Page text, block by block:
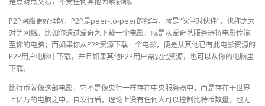
P2P网络更好理解，P2P是peer-to-peer的缩写，就是“伙伴对伙伴”，也称之为
对等网络。比如你通过爱奇艺下载一个电影，就是从爱奇艺服务器将电影传输
至你的电脑；而如果你从P2P资源下载一个电影，便是从其他已有此电影资源的
P2P用户电脑中下载，并且如果其他P2P用户需要此资源，也可以从你的电脑里
下载。
比特币就像这部电影，它不是像央行一样存在中央服务器中，而是存在于世界
上亿万的电脑之中。自发行后，理论上没有任何人可以控制比特币数量，也无